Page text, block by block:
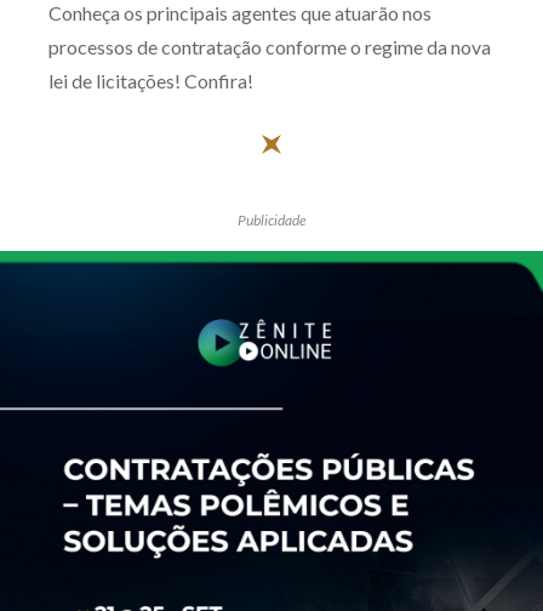
Eventos presenciais
Zênite in Company
Curitiba/PR CEP80240-000
Conheça os principais agentes que atuarão nos
processos de contratação conforme o regime da nova
lei de licitações! Confira!
Publicidade